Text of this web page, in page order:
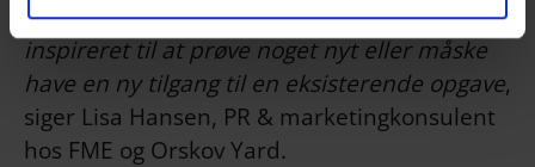
af brancher. Derudover bliver jeg ofte
inspireret til at prøve noget nyt eller måske
have en ny tilgang til en eksisterende opgave,
siger Lisa Hansen, PR & marketingkonsulent
hos FME og Orskov Yard.